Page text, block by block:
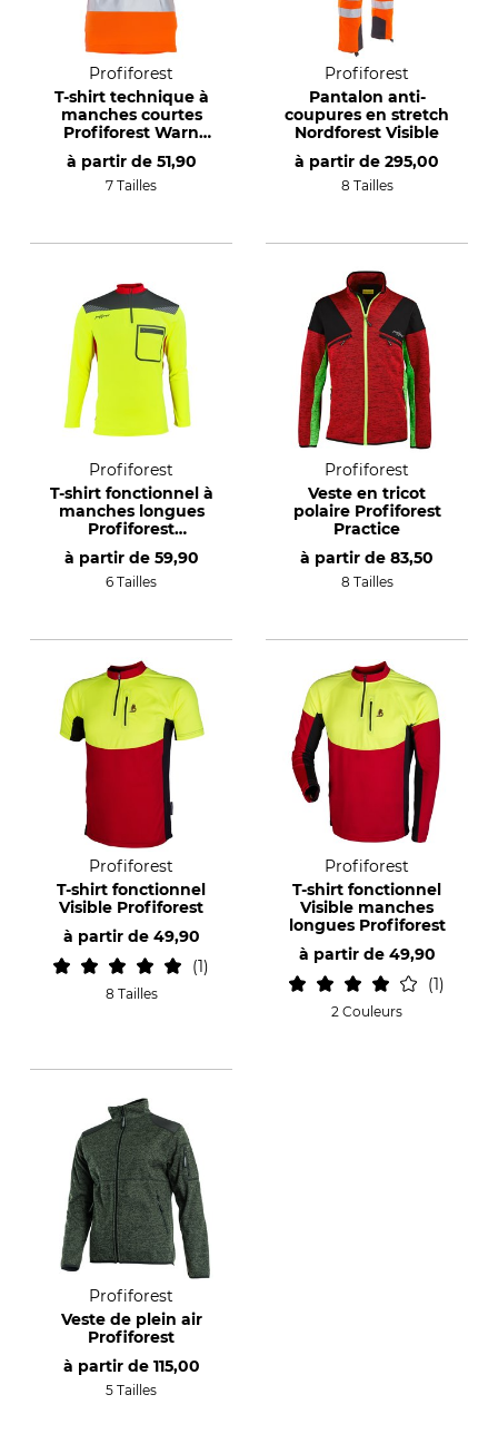
Profiforest
T-shirt technique à
manches courtes
Profiforest Warn
Visible
à partir de 51,90
7 Tailles
Profiforest
Pantalon anti-
coupures en stretch
Nordforest Visible
à partir de 295,00
8 Tailles
Profiforest
T-shirt fonctionnel à
manches longues
Profiforest
Innovation
à partir de 59,90
6 Tailles
Profiforest
Veste en tricot
polaire Profiforest
Practice
à partir de 83,50
8 Tailles
Profiforest
T-shirt fonctionnel
Visible Profiforest
à partir de 49,90
1
8 Tailles
Profiforest
T-shirt fonctionnel
Visible manches
longues Profiforest
à partir de 49,90
1
2 Couleurs
Profiforest
Veste de plein air
Profiforest
à partir de 115,00
5 Tailles